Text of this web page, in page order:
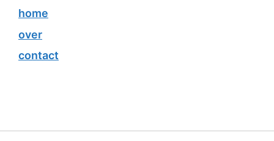
home
over
contact